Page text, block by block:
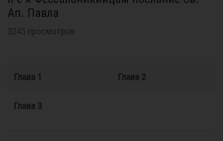
Ап. Павла
3245 просмотров
Глава 1 Глава 2
Глава 3